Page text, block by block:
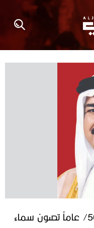
حميد بن راشد: قواتنا المسلحة /50/ عاماً تصون سماء